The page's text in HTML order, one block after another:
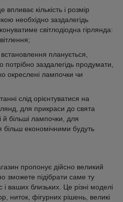
впливає кількість і розмір
необхідно заздалегідь
світлодіодна гірлянда:
планується,
заздалегідь продумати,
окреслені лампочки чи
слід орієнтуватися на
для прикраси до свята
й більші лампочки, для
економічними будуть
пропонує дійсно великий
зможете підібрати саме ту
ваших близьких. Це різні моделі
ниток, фігурних рішень, великі